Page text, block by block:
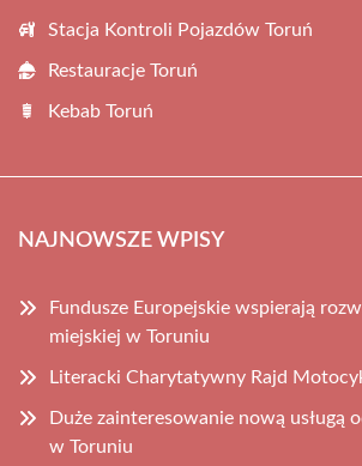
Stacja Kontroli Pojazdów Toruń
Restauracje Toruń
Kebab Toruń
NAJNOWSZE WPISY
Fundusze Europejskie wspierają
miejskiej w Toruniu
Literacki Charytatywny Rajd
Duże zainteresowanie nową usługą
w Toruniu